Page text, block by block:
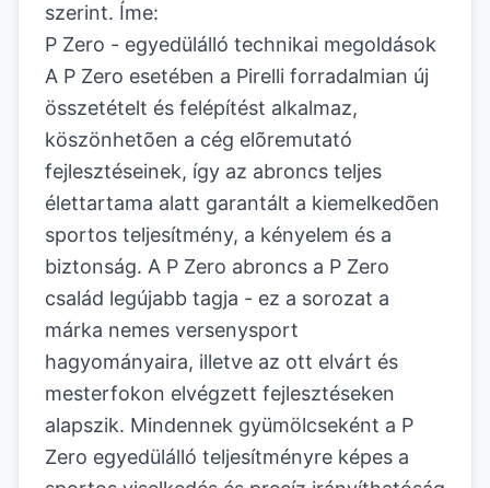
szerint. Íme:
P Zero - egyedülálló technikai megoldások
A P Zero esetében a Pirelli forradalmian új
összetételt és felépítést alkalmaz,
köszönhetõen a cég elõremutató
fejlesztéseinek, így az abroncs teljes
élettartama alatt garantált a kiemelkedõen
sportos teljesítmény, a kényelem és a
biztonság. A P Zero abroncs a P Zero
család legújabb tagja - ez a sorozat a
márka nemes versenysport
hagyományaira, illetve az ott elvárt és
mesterfokon elvégzett fejlesztéseken
alapszik. Mindennek gyümölcseként a P
Zero egyedülálló teljesítményre képes a